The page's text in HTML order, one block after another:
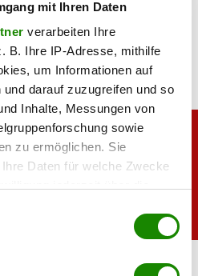
mit Ihren Daten
verarbeiten Ihre
B. Ihre IP-Adresse, mithilfe
um Informationen auf
darauf zuzugreifen und so
Inhalte, Messungen von
sowie
zu ermöglichen. Sie
Daten für welche Zwecke
widerrufen
Traumfigur im Urlaub